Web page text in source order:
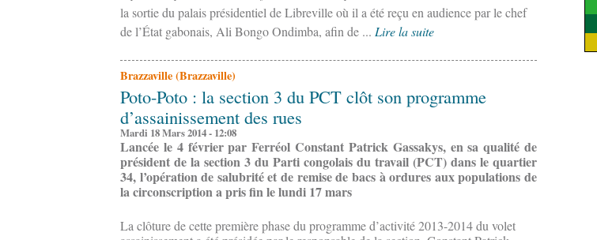
la sortie du palais présidentiel de Libreville où il a été reçu en audience par le chef
de l’État gabonais, Ali Bongo Ondimba, afin de ... Lire la suite
Brazzaville (Brazzaville)
Poto-Poto : la section 3 du PCT clôt son programme
d’assainissement des rues
Mardi 18 Mars 2014 - 12:08
Lancée le 4 février par Ferréol Constant Patrick Gassakys, en sa qualité de
président de la section 3 du Parti congolais du travail (PCT) dans le quartier
34, l’opération de salubrité et de remise de bacs à ordures aux populations de
la circonscription a pris fin le lundi 17 mars
La clôture de cette première phase du programme d’activité 2013-2014 du volet